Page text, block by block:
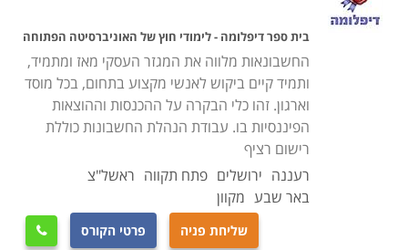
למי זה מתאים
קורס הנהלת חשבונות מתאים לכל מי שמעוניין להשתלב
בעולם החשבונאות ולקחת חלק בניהול הפיננסי של בית
עסק, ארגון או חברה. אפשרויות התעסוקה בתחום זה הן
רבות מאוד; כל עסק חייב להתנהל עם מערכת הנה"ח
מקצועית, כך שבעצם החוק מחייב את המשך הביקוש
הקבוע לאנשי מקצוע מהימנים בתחום. כמו כן, מכיוון
שעסקים מתקיימים בכל מקום, הרי שאפשרויות התעסוקה
גם הן נמצאות בכל פינה, ואינן מתרכזות באתרים ספציפיים.
כמו כן, זוהי תעסוקה בה הנסיון תורם למקצוענות, ולכן קל
בית ספר דיפלומה - לימודי חוץ של האוניברסיטה הפתוחה
החשבונאות מלווה את המגזר העסקי מאז ומתמיד,
ותמיד קיים ביקוש לאנשי מקצוע בתחום, בכל מוסד
וארגון. זהו כלי הבקרה על ההכנסות וההוצאות
הפיננסיות בו. עבודת הנהלת החשבונות כוללת
רישום רציף
רעננה ירושלים פתח תקווה ראשל"צ
באר שבע מקוון
שליחת פניה פרטי הקורס 